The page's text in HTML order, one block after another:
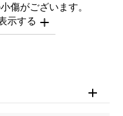
傷がございます。
できない傷がある場合